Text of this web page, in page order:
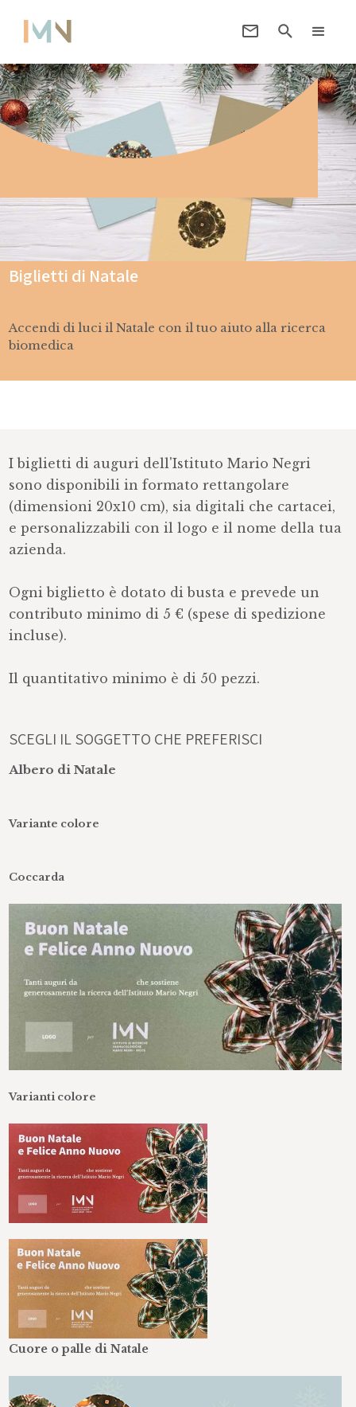
Biglietti di Natale
Accendi di luci il Natale con il tuo aiuto alla ricerca
biomedica
I biglietti di auguri dell'Istituto Mario Negri
sono disponibili in formato rettangolare
(dimensioni 20x10 cm), sia digitali che cartacei,
e personalizzabili con il logo e il nome della tua
azienda.
Ogni biglietto è dotato di busta e prevede un
contributo minimo di 5 € (spese di spedizione
incluse).
Il quantitativo minimo è di 50 pezzi.
SCEGLI IL SOGGETTO CHE PREFERISCI
Albero di Natale
Variante colore
Coccarda
Varianti colore
Cuore o palle di Natale